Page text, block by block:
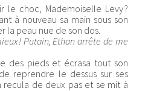
choc, Mademoiselle Levy ?
à nouveau sa main sous son
la peau nue de son dos.
! Putain, Ethan arrête de me
des pieds et écrasa tout son
reprendre le dessus sur ses
recula de deux pas et se mit à